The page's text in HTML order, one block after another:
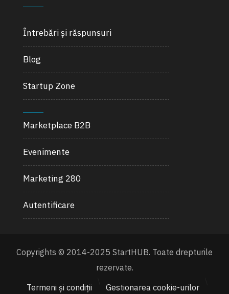
Întrebări și răspunsuri
Blog
Startup Zone
Marketplace B2B
Evenimente
Marketing 280
Autentificare
Copyrights © 2014-2025 StartHUB. Toate drepturile
rezervate.
Termeni și condiții
Gestionarea cookie-urilor